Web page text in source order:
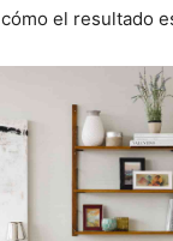
el resultado